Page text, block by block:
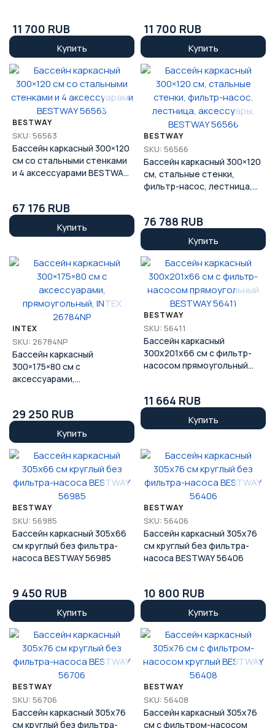
11 700 RUB
Купить
11 700 RUB
Купить
BESTWAY
SKU: 56563
Бассейн каркасный 300×120
см со стальными стенками
и 4 аксессуарами BESTWAY
67 176 RUB
Купить
BESTWAY
SKU: 56566
Бассейн каркасный 300×120
см, стальные стенки,
фильтр-насос, лестница,
76 788 RUB
Купить
INTEX
SKU: 26784NP
Бассейн каркасный
300×175×80 см с
аксессуарами,
29 250 RUB
Купить
BESTWAY
SKU: 56411
Бассейн каркасный
300х201х66 см с фильтр-
насосом прямоугольный
11 664 RUB
Купить
BESTWAY
SKU: 56985
Бассейн каркасный 305x66
см круглый без фильтра-
насоса BESTWAY 56985
9 450 RUB
Купить
BESTWAY
SKU: 56406
Бассейн каркасный 305x76
см круглый без фильтра-
насоса BESTWAY 56406
10 800 RUB
Купить
BESTWAY
SKU: 56706
Бассейн каркасный 305x76
см круглый без фильтра-
BESTWAY
SKU: 56408
Бассейн каркасный 305x76
см с фильтром-насосом